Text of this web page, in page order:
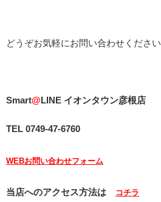
どうぞお気軽にお問い合わせください
Smart@LINE イオンタウン彦根店
TEL 0749-47-6760
WEBお問い合わせフォーム
当店へのアクセス方法は コチラ